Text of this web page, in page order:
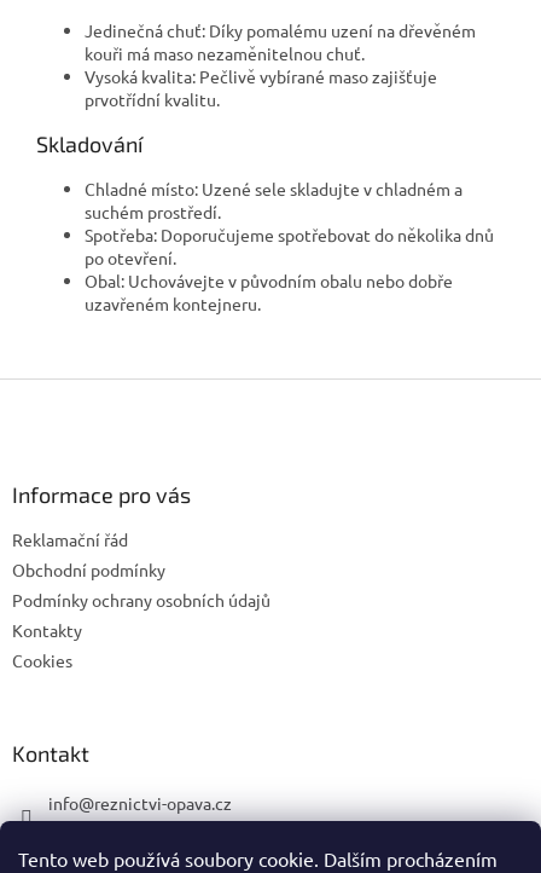
Tento web používá soubory cookie. Dalším procházením
Jedinečná chuť: Díky pomalému uzení na dřevěném
kouři má maso nezaměnitelnou chuť.
Vysoká kvalita: Pečlivě vybírané maso zajišťuje
prvotřídní kvalitu.
Skladování
Chladné místo: Uzené sele skladujte v chladném a
suchém prostředí.
Spotřeba: Doporučujeme spotřebovat do několika dnů
po otevření.
Obal: Uchovávejte v původním obalu nebo dobře
uzavřeném kontejneru.
Informace pro vás
Reklamační řád
Obchodní podmínky
Podmínky ochrany osobních údajů
Kontakty
Cookies
Kontakt
info@reznictvi-opava.cz